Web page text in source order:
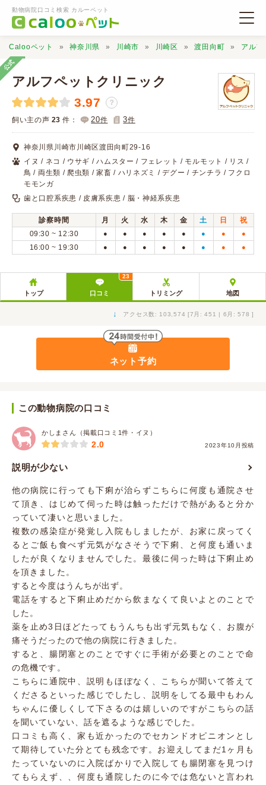
動物病院口コミ検索 カルーペット
動物病院検索
口コミ検索
Calooペットとは？
口コミ投稿
Calooペット 神奈川県 川崎市 川崎区 渡田向町 アルフ
公式
アルフペットクリニック
3.97 ？
飼い主の声 23 件： 20件 3件
神奈川県川崎市川崎区渡田向町29-16
イヌ / ネコ / ウサギ / ハムスター / フェレット / モルモット / リス /
鳥 / 両生類 / 爬虫類 / 家畜 / ハリネズミ / デグー / チンチラ / フクロ
モモンガ
歯と口腔系疾患 / 皮膚系疾患 / 脳・神経系疾患
診察時間 月 火 水 木 金 土 日
祝
09:30 ~ 12:30
● ● ● ● ● ● ● ●
16:00 ~ 19:30 ● ● ● ● ● ● ● ●
トップ 口コミ
23
トリミング 地図
↓ アクセス数: 103,574 [7月: 451 | 6月: 578 ]
ネット予約
この動物病院の口コミ
かしまさん（掲載口コミ1件・イヌ）
2023年10月投稿
2.0
説明が少ない
他の病院に行っても下痢が治らずこちらに何度も通院させ
て頂き、はじめて伺った時は触っただけで熱があると分か
っていて凄いと思いました。
複数の感染症が発覚し入院もしましたが、お家に戻ってく
るとご飯も食べず元気がなさそうで下痢、と何度も通いま
したが良くなりませんでした。最後に伺った時は下痢止め
を頂きました。
すると今度はうんちが出ず。
電話をすると下痢止めだから飲まなくて良いよとのことで
した。
薬を止め3日ほどたってもうんちも出ず元気もなく、お腹が
痛そうだったので他の病院に行きました。
すると、腸閉塞とのことですぐに手術が必要とのことで命
の危機です。
こちらに通院中、説明もほぼなく、こちらが聞いて答えて
くださるといった感じでしたし、説明をしてる最中もわん
ちゃんに優しくして下さるのは嬉しいのですがこちらの話
を聞いていない、話を遮るような感じでした。
口コミも高く、家も近かったのでセカンドオピニオンとし
て期待していた分とても残念です。お迎えしてまだ1ヶ月も
たっていないのに入院ばかりで入院しても腸閉塞を見つけ
てもらえず、、何度も通院したのに今では危ないと言われ